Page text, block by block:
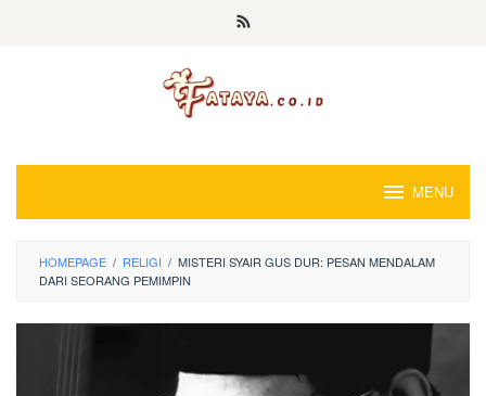
MENU
HOMEPAGE / RELIGI / MISTERI SYAIR GUS DUR: PESAN MENDALAM
DARI SEORANG PEMIMPIN